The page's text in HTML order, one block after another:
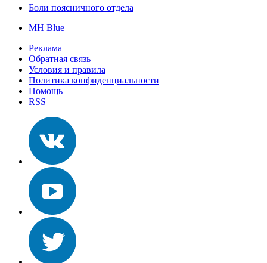
Боли поясничного отдела
MH Blue
Реклама
Обратная связь
Условия и правила
Политика конфиденциальности
Помощь
RSS